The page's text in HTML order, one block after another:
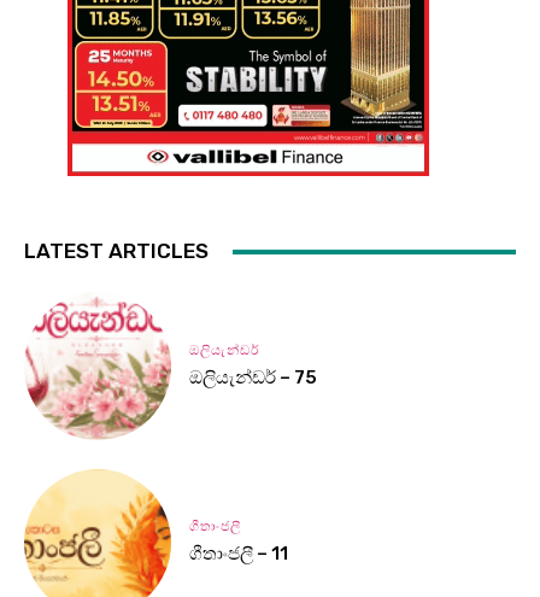
LATEST ARTICLES
ඔලියැන්ඩර්
ඔලියැන්ඩර් – 75
ගීතාංජලී
ගීතාංජලී – 11